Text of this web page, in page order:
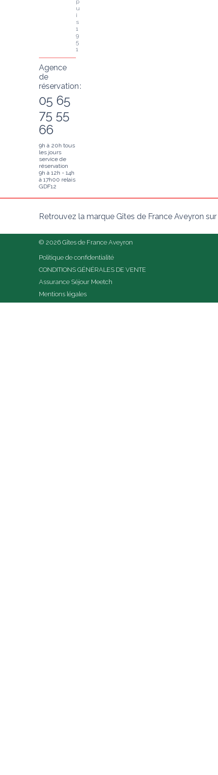
p
u
i
s
1
9
5
1
Agence
de
réservation :
05 65
75 55
66
9h à 20h tous
les jours
service de
réservation
9h à 12h - 14h
à 17h00 relais
GDF12
Retrouvez la marque Gîtes de France Aveyron
© 2026 Gîtes de France Aveyron
Politique de confidentialité
CONDITIONS GÉNÉRALES DE VENTE
Assurance Séjour Meetch
Mentions légales